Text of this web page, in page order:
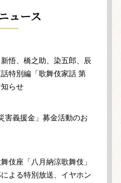
ュース
悟、橋之助、染五郎、辰
特別編「歌舞伎家話 第
らせ
害義援金」募金活動のお
伎座「八月納涼歌舞伎」
よる特別放送、イヤホン